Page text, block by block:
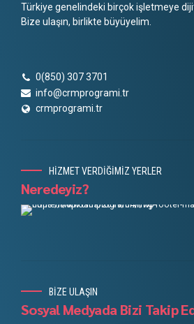
Türkiye genelindeki birçok işletmeye
Bize ulaşın, birlikte büyüyelim.
0(850) 307 3701
info@crmprogrami.tr
crmprogrami.tr
HİZMET VERDİĞİMİZ YERLER
Neredeyiz?
BİZE ULAŞIN
Sosyal Medyada Bizi Takip